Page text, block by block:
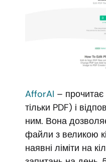
AfforAI –
тільки PDF) і
ним. Вона
файли з великою
наявні ліміти на